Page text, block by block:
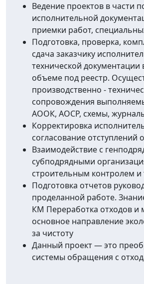
Ведение проектов в части
исполнительной
приемки работ,
Подготовка, проверка,
сдача заказчику
технической документации
объеме под реестр.
производственно -
сопровождения
АООК, АОСР, схемы,
Корректировка
согласование отступлений
Взаимодействие с
субподрядными
строительным контролем и
Подготовка отчетов
проделанной работе.
КМ Переработка отходов и
основное направление
за чистоту
Данный проект — это
системы обращения с